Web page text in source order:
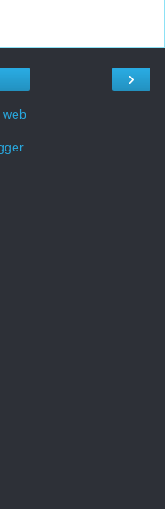
›
.